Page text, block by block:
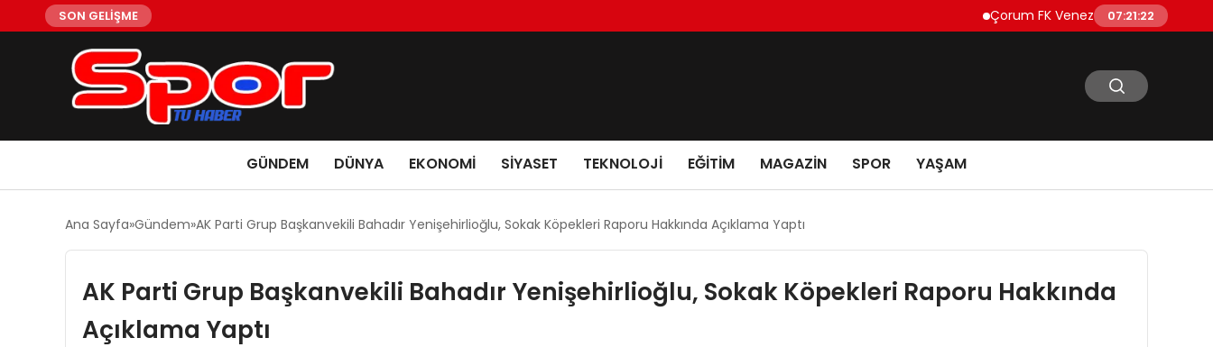
SON GELİŞME Çorum FK Venezuelalı golcü Jesus
07:21:23
GÜNDEM DÜNYA EKONOMI SIYASET TEKNOLOJI EĞITIM MAGAZIN SPOR YAŞAM
Ana Sayfa Gündem AK Parti Grup Başkanvekili Bahadır Yenişehirlioğlu, Sokak Köpekleri Raporu Hakkında Açıklama Yaptı
AK Parti Grup Başkanvekili Bahadır Yenişehirlioğlu, Sokak Köpekleri Raporu Hakkında
Açıklama Yaptı